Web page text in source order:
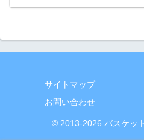
サイトマップ
お問い合わせ
© 2013-2026 バスケッ